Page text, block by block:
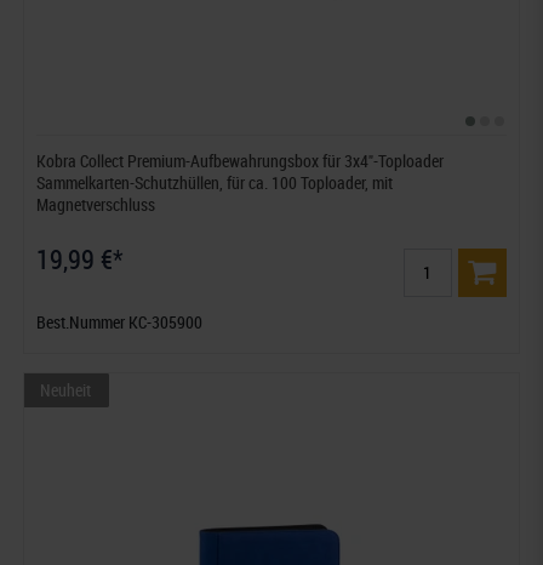
Kobra Collect Premium-Aufbewahrungsbox für 3x4"-Toploader
Sammelkarten-Schutzhüllen, für ca. 100 Toploader, mit
Magnetverschluss
19,99 €*
Best.Nummer KC-305900
Neuheit